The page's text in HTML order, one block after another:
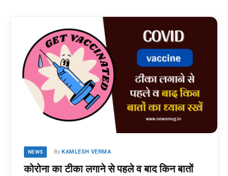
NEWS By KAMLESH VERMA
कोरोना का टीका लगाने से पहले व बाद किन बातों